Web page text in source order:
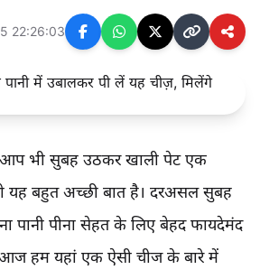
22:26:03
आप भी सुबह उठकर खाली पेट एक
यह बहुत अच्छी बात है। दरअसल सुबह
पानी पीना सेहत के लिए बेहद फायदेमंद
आज हम यहां एक ऐसी चीज के बारे में